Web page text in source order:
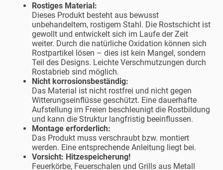
Rostiges Material:
Dieses Produkt besteht aus bewusst
unbehandeltem, rostigem Stahl. Die Rostschicht ist
gewollt und entwickelt sich im Laufe der Zeit
weiter. Durch die natürliche Oxidation können sich
Rostpartikel lösen – dies ist kein Mangel, sondern
Teil des Designs. Leichte Verschmutzungen durch
Rostabrieb sind möglich.
Nicht korrosionsbeständig:
Das Material ist nicht rostfrei und nicht gegen
Witterungseinflüsse geschützt. Eine dauerhafte
Aufstellung im Freien beschleunigt die Rostbildung
und kann die Struktur langfristig beeinflussen.
Montage erforderlich:
Das Produkt muss verschraubt bzw. montiert
werden. Eine entsprechende Anleitung liegt bei.
Vorsicht: Hitzespeicherung!
Feuerkörbe, Feuerschalen und Grills aus Metall